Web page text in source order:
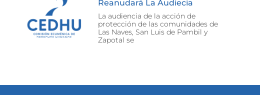
Reanudará La Audiecia
La audiencia de la acción de
protección de las comunidades de
Las Naves, San Luis de Pambil y
Zapotal se